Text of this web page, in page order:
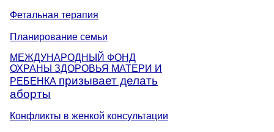
Фетальная терапия
Планирование семьи
МЕЖДУНАРОДНЫЙ ФОНД
ОХРАНЫ ЗДОРОВЬЯ МАТЕРИ И
РЕБЕНКА призывает делать
аборты
Конфликты в женкой консультации